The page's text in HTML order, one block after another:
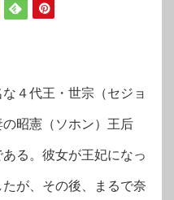
４代王・世宗（セジョ
昭憲（ソホン）王后
ある。彼女が王妃になっ
が、その後、まるで奈